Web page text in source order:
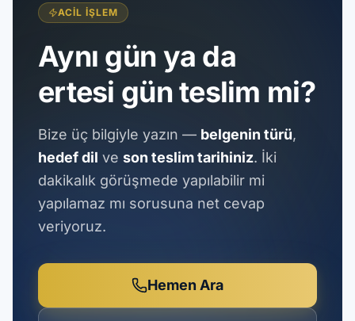
ACIL İŞLEM
Aynı gün ya da
ertesi gün teslim mi?
Bize üç bilgiyle yazın — belgenin türü,
hedef dil ve son teslim tarihiniz. İki
dakikalık görüşmede yapılabilir mi
yapılamaz mı sorusuna net cevap
veriyoruz.
Hemen Ara